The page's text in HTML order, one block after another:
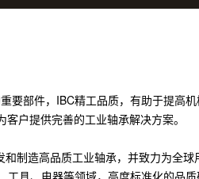
要部件，IBC精工品质，有助于提高
户提供完善的工业轴承解决方案。
制造高品质工业轴承，并致力为全